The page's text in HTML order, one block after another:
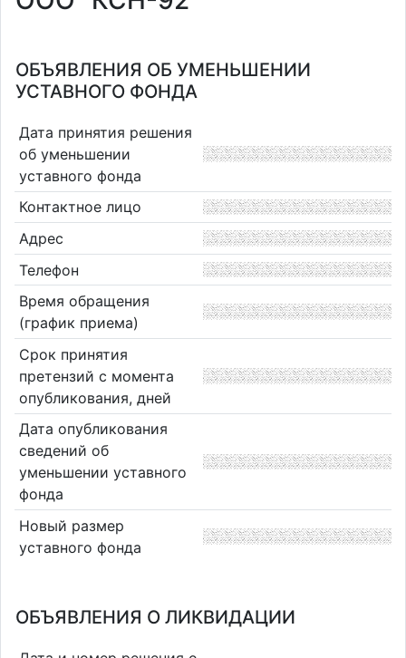
ОБЪЯВЛЕНИЯ ОБ УМЕНЬШЕНИИ
УСТАВНОГО ФОНДА
Дата принятия решения
об уменьшении
уставного фонда
Контактное лицо
Адрес
Телефон
Время обращения
(график приема)
Срок принятия
претензий с момента
опубликования, дней
Дата опубликования
сведений об
уменьшении уставного
фонда
Новый размер
уставного фонда
ОБЪЯВЛЕНИЯ О ЛИКВИДАЦИИ